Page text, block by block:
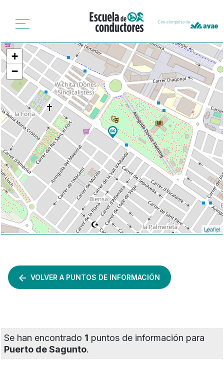
Con el impulso de
Puntos de información
de Puerto de Sagunto
+
−
Leaflet
VOLVER A PUNTOS DE INFORMACIÓN
Se han encontrado 1 puntos de información para
Puerto de Sagunto.